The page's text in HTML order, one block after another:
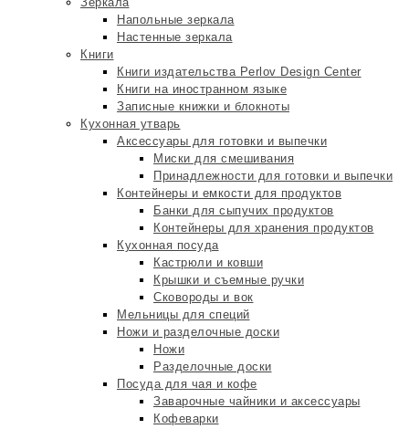
Напольные зеркала
Настенные зеркала
Книги
Книги издательства Perlov Design Center
Книги на иностранном языке
Записные книжки и блокноты
Кухонная утварь
Аксессуары для готовки и выпечки
Миски для смешивания
Принадлежности для готовки и выпечки
Контейнеры и емкости для продуктов
Банки для сыпучих продуктов
Контейнеры для хранения продуктов
Кухонная посуда
Кастрюли и ковши
Крышки и съемные ручки
Сковороды и вок
Мельницы для специй
Ножи и разделочные доски
Ножи
Разделочные доски
Посуда для чая и кофе
Заварочные чайники и аксессуары
Кофеварки